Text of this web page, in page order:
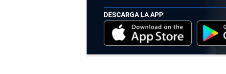
DESCARGA LA APP